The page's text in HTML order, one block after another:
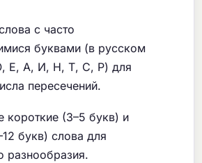
с часто
буквами (в русском
Е, А, И, Н, Т, С, Р) для
пересечений.
короткие (3–5 букв) и
букв) слова для
разнообразия.